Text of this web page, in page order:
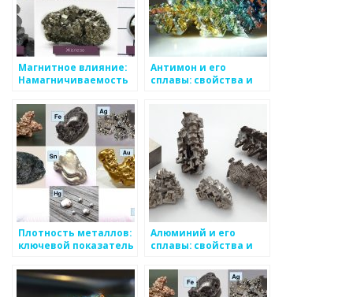
Магнитное влияние:
Намагничиваемость
Антимон и его
сплавы: свойства и
Плотность металлов:
ключевой показатель
веса и объема
материала
Алюминий и его
сплавы: свойства и